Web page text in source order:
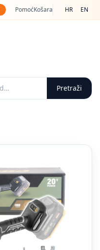
PomoćKošara HR EN
Pretraži